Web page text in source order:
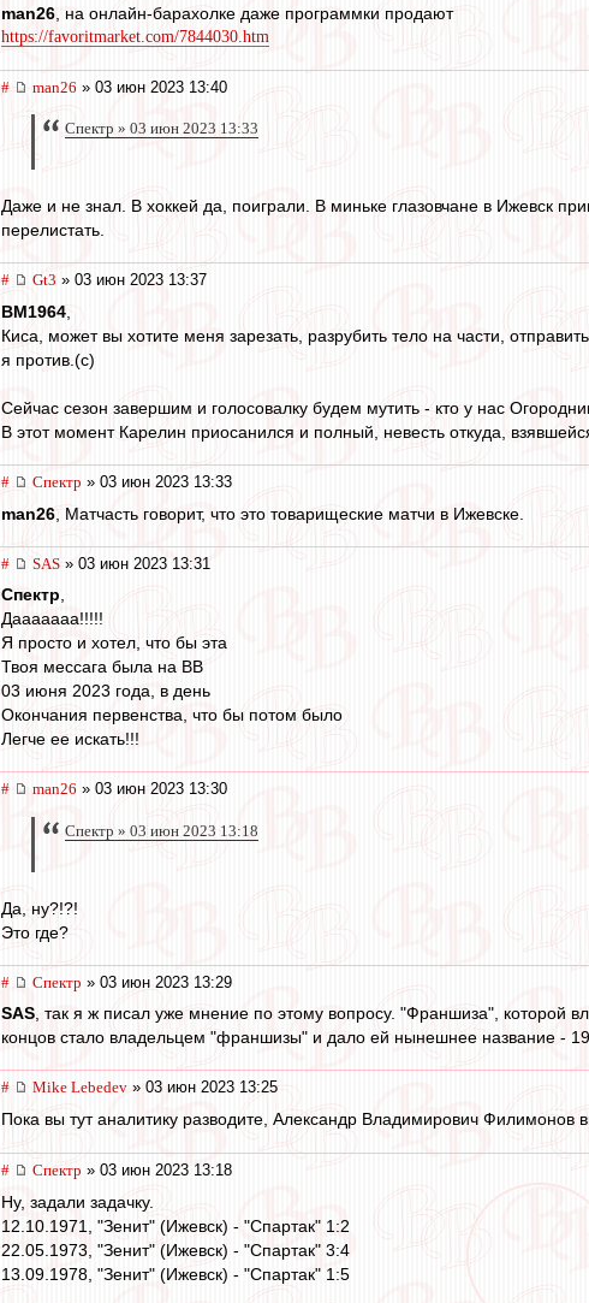
man26 , на онлайн-барахолке даже программки продают
https://favoritmarket.com/7844030.htm
# man26 » 03 июн 2023 13:40
Спектр » 03 июн 2023 13:33
Даже и не знал. В хоккей да, поиграли. В миньке глазовчане в Ижевск
перелистать.
# Gt3 » 03 июн 2023 13:37
BM1964
Киса, может вы хотите меня зарезать, разрубить тело на части,
я против.(с)
Сейчас сезон завершим и голосовалку будем мутить - кто у нас
В этот момент Карелин приосанился и полный, невесть откуда,
# Спектр » 03 июн 2023 13:33
man26 , Матчасть говорит, что это товарищеские матчи в Ижевске.
# SAS » 03 июн 2023 13:31
Спектр,
Дааааааа!!!!!
Я просто и хотел, что бы эта
Твоя мессага была на ВВ
03 июня 2023 года, в день
Окончания первенства, что бы потом было
Легче ее искать!!!
# man26 » 03 июн 2023 13:30
Спектр » 03 июн 2023 13:18
Да, ну?!?!
Это где?
# Спектр » 03 июн 2023 13:29
SAS, так я ж писал уже мнение по этому вопросу. "Франшиза", которой
концов стало владельцем "франшизы" и дало ей нынешнее название -
# Mike Lebedev » 03 июн 2023 13:25
Пока вы тут аналитику разводите, Александр Владимирович Филимонов
# Спектр » 03 июн 2023 13:18
Ну, задали задачку.
12.10.1971, "Зенит" (Ижевск) - "Спартак" 1:2
22.05.1973, "Зенит" (Ижевск) - "Спартак" 3:4
13.09.1978, "Зенит" (Ижевск) - "Спартак" 1:5